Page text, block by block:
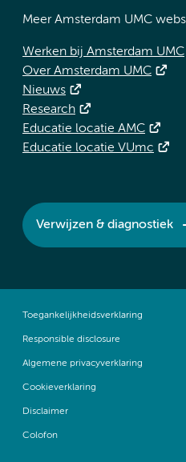
Meer Amsterdam UMC
Werken bij Amsterdam UMC
Over Amsterdam UMC
Nieuws
Research
Educatie locatie AMC
Educatie locatie VUmc
Verwijzen & diagnostiek
Toegankelijkheidsverklaring
Responsible disclosure
Algemene privacyverklaring
Cookieverklaring
Disclaimer
Colofon